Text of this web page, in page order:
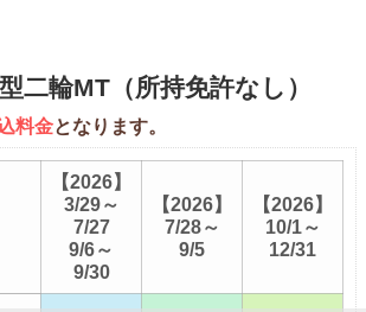
二輪MT（所持免許なし）
料金となります。
【2026】
3/29～
7/27
9/6～
9/30
【2026】
7/28～
9/5
【2026】
10/1～
12/31